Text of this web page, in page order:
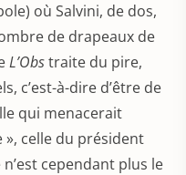
où Salvini, de dos,
de drapeaux de
L’Obstraite du pire,
c’est-à-dire d’être de
qui menacerait
», celle du président
cependant plus le